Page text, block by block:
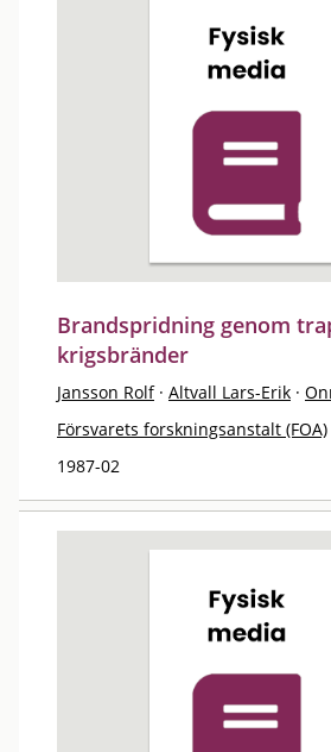
Brandspridning genom
krigsbränder
Jansson Rolf · Altvall Lars-Erik ·
Försvarets forskningsanstalt (FOA)
1987-02